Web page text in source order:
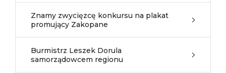
Znamy zwycięzcę konkursu na plakat
promujący Zakopane
Burmistrz Leszek Dorula
samorządowcem regionu